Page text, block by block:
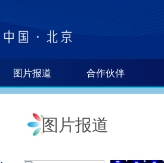
图片报道 合作伙伴
图片报道